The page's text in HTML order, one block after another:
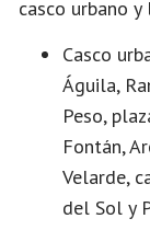
casco urbano
Casco
Águila,
Peso,
Fontán,
Velarde,
del Sol y